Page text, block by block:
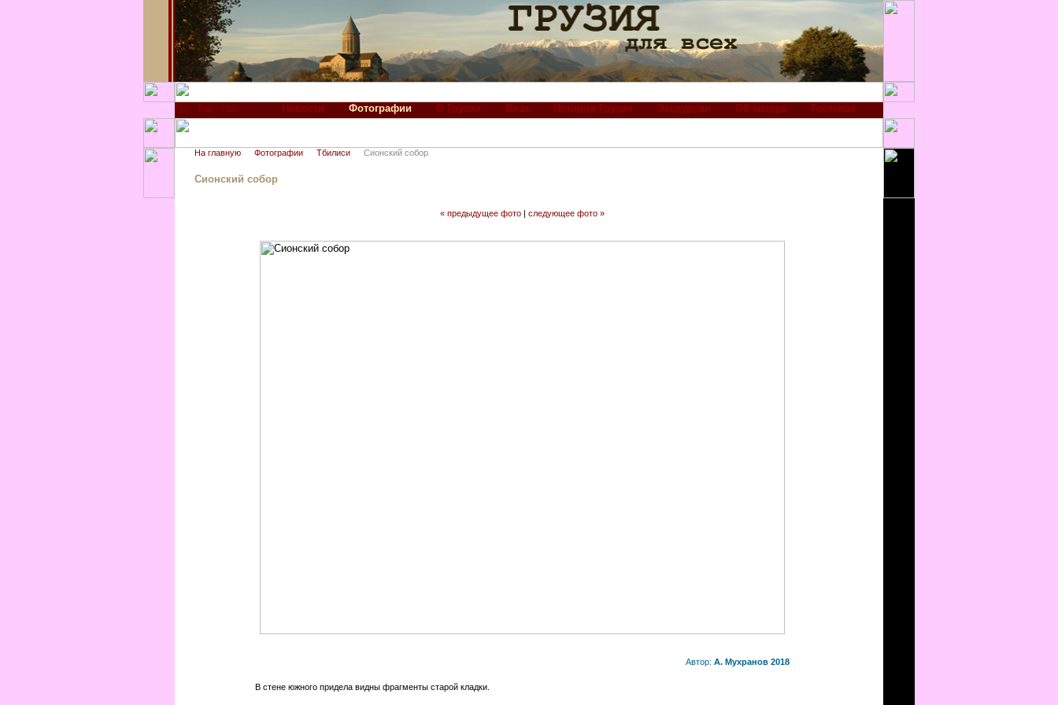
Новости Фотографии О Грузии Виза История Грузии Экскурсии Об авторе Гостевая
На главную Фотографии Тбилиси Сионский собор
Сионский собор
« предыдущее фото | следующее фото »
Автор: А. Мухранов 2018
В стене южного придела видны фрагменты старой кладки.